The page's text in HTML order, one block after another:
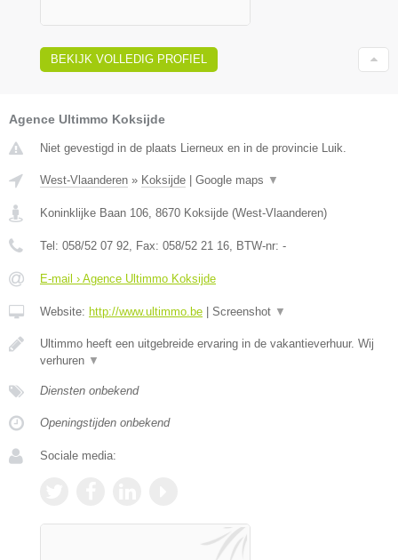
BEKIJK VOLLEDIG PROFIEL
Agence Ultimmo Koksijde
Niet gevestigd in de plaats Lierneux en in de provincie Luik.
West-Vlaanderen » Koksijde Google maps ▼
Koninklijke Baan 106 8670 Koksijde (West-Vlaanderen)
Tel: 058/52 07 92 , Fax: 058/52 21 16 , BTW-nr: -
E-mail › Agence Ultimmo Koksijde
Website: http://www.ultimmo.be Screenshot ▼
Ultimmo heeft een uitgebreide ervaring in de vakantieverhuur. Wij
verhuren ▼
Diensten onbekend
Openingstijden onbekend
Sociale media: